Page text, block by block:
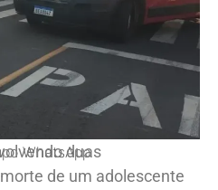
WhatsApp
duas
de um adolescente